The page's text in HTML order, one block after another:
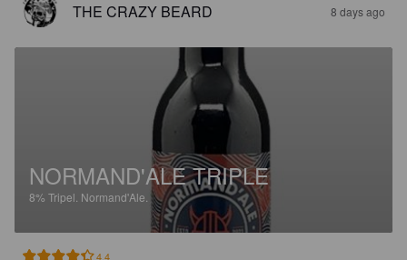
THE CRAZY BEARD 8 days ago
NORMAND'ALE TRIPLE
8% Tripel. Normand'Ale.
4.4